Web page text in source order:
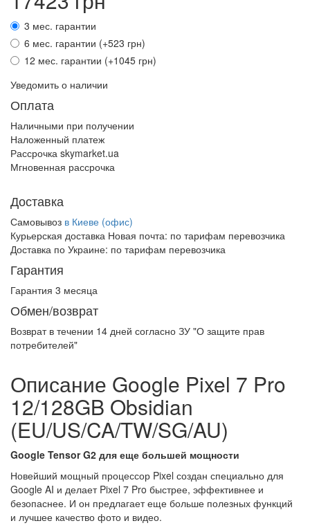
3 мес. гарантии
6 мес. гарантии (+523 грн)
12 мес. гарантии (+1045 грн)
Уведомить о наличии
Оплата
Наличными при получении
Наложенный платеж
Рассрочка skymarket.ua
Мгновенная рассрочка
Доставка
Самовывоз в Киеве (офис)
Курьерская доставка Новая почта: по тарифам перевозчика
Доставка по Украине: по тарифам перевозчика
Гарантия
Гарантия 3 месяца
Обмен/возврат
Возврат в течении 14 дней согласно ЗУ "О защите прав
потребителей"
Описание Google Pixel 7 Pro
12/128GB Obsidian
(EU/US/CA/TW/SG/AU)
Google Tensor G2 для еще большей мощности
Новейший мощный процессор Pixel создан специально для
Google AI и делает Pixel 7 Pro быстрее, эффективнее и
безопаснее. И он предлагает еще больше полезных функций
и лучшее качество фото и видео.